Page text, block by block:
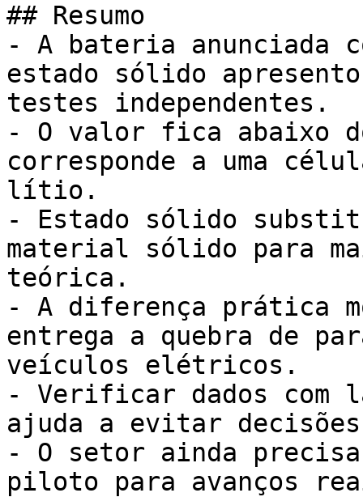
## Resumo
- A bateria anunciada
estado sólido
testes independentes.
- O valor fica abaixo
corresponde a uma
lítio.
- Estado sólido
material sólido para
teórica.
- A diferença prática
entrega a quebra de
veículos elétricos.
- Verificar dados com
ajuda a evitar decisões
- O setor ainda
piloto para avanços